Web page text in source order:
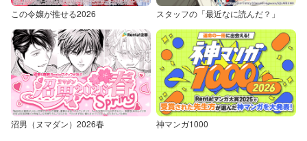
この令嬢が推せる2026 スタッフの「最近なに読んだ？」
沼男（ヌマダン）2026春 神マンガ1000